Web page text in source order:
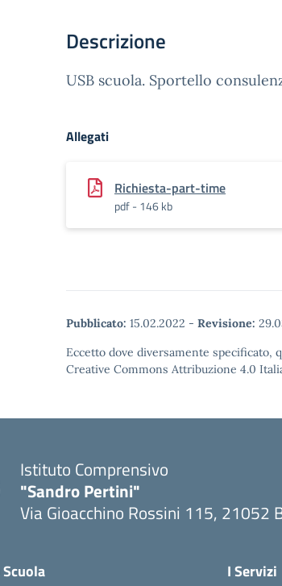
Descrizione
USB scuola. Sportello
Allegati
Richiesta-part-time
pdf - 146 kb
Pubblicato: 15.02.2022 - Revisione:
Eccetto dove diversamente specificato,
Creative Commons Attribuzione 4.0
Istituto Comprensivo
"Sandro Pertini"
Via Gioacchino Rossini 115, 21052
Scuola I Servizi